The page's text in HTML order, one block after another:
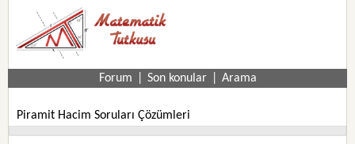
Forum Son konular Arama
Piramit Hacim Soruları Çözümleri